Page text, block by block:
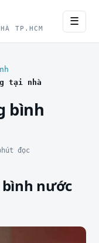
TP.HCM
☰
tại nhà
bình
đọc
bình nước